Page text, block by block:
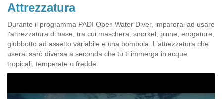
Attrezzatura
Durante il programma PADI Open Water Diver, imparerai ad usare
l’attrezzatura di base, tra cui maschera, snorkel, pinne, erogatore,
giubbotto ad assetto variabile e una bombola. L’attrezzatura che
userai sarò diversa a seconda che tu ti immerga in acque
tropicali, temperate o fredde.